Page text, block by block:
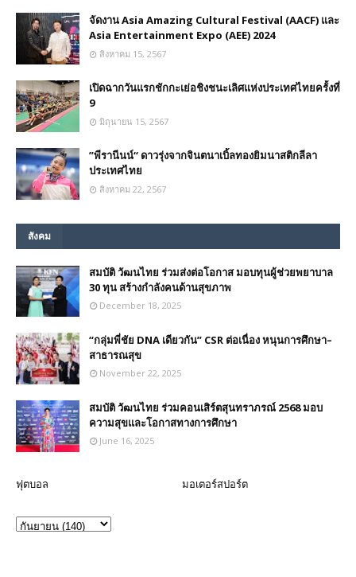
จัดงาน Asia Amazing Cultural Festival (AACF) และ
Asia Entertainment Expo (AEE) 2024
สิงหาคม 15, 2567
เปิดฉากวันแรกชักกะเย่อชิงชนะเลิศแห่งประเทศไทยครั้งที่
9
มิถุนายน 15, 2567
”พีรานีนน์“​ ดาวรุ่งจากจินตนาเบิ้ลทองยิมนาสติกลีลา
ประเทศไทย
สิงหาคม 22, 2567
สังคม
สมบัติ วัฒนไทย ร่วมส่งต่อโอกาส มอบทุนผู้ช่วยพยาบาล
30 ทุน สร้างกำลังคนด้านสุขภาพ
December 18, 2025
“กลุ่มพี่ชัย DNA เดียวกัน” CSR ต่อเนื่อง หนุนการศึกษา–
สาธารณสุข
November 22, 2025
สมบัติ วัฒนไทย ร่วมคอนเสิร์ตสุนทราภรณ์ 2568 มอบ
ความสุขและโอกาสทางการศึกษา
June 16, 2025
ฟุตบอล มอเตอร์สปอร์ต